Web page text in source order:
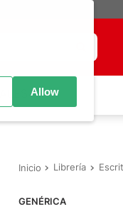
Librería
GENÉRICA
Allow